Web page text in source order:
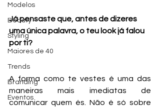
Modelos
Beauty
Styling
Maiores de 40
Trends
Branding
Eventos
Já pensaste que, antes de dizeres
uma única palavra, o teu look já falou
por ti?
A forma como te vestes é uma das
maneiras mais imediatas de
comunicar quem és. Não é só sobre